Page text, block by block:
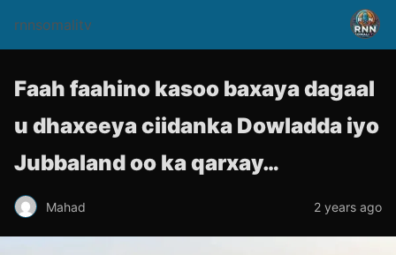
rnnsomalitv
Faah faahino kasoo baxaya dagaal
u dhaxeeya ciidanka Dowladda iyo
Jubbaland oo ka qarxay…
Mahad 2 years ago